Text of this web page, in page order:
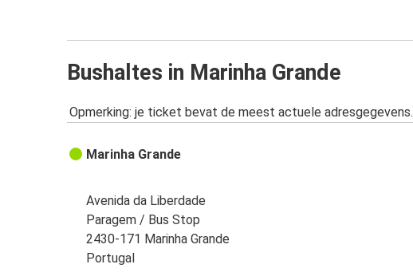
Bushaltes in Marinha Grande
Opmerking: je ticket bevat de meest actuele adresgegevens.
Marinha Grande
Avenida da Liberdade
Paragem / Bus Stop
2430-171 Marinha Grande
Portugal